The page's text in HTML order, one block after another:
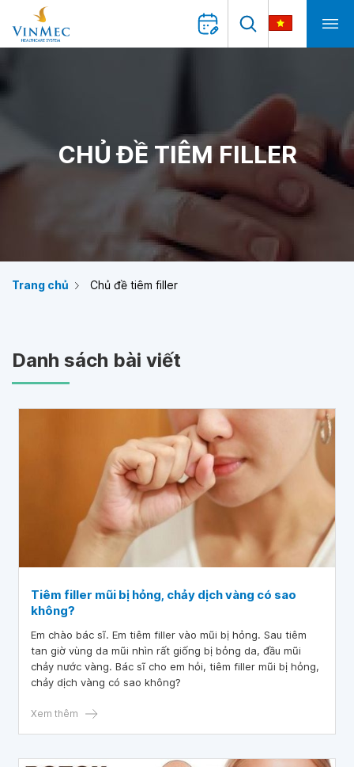
CHỦ ĐỀ TIÊM FILLER
Trang chủ Chủ đề tiêm filler
Danh sách bài viết
Tiêm filler mũi bị hỏng, chảy dịch vàng có sao
không?
Em chào bác sĩ. Em tiêm filler vào mũi bị hỏng. Sau tiêm
tan giờ vùng da mũi nhìn rất giống bị bỏng da, đầu mũi
chảy nước vàng. Bác sĩ cho em hỏi, tiêm filler mũi bị hỏng,
chảy dịch vàng có sao không?
Xem thêm